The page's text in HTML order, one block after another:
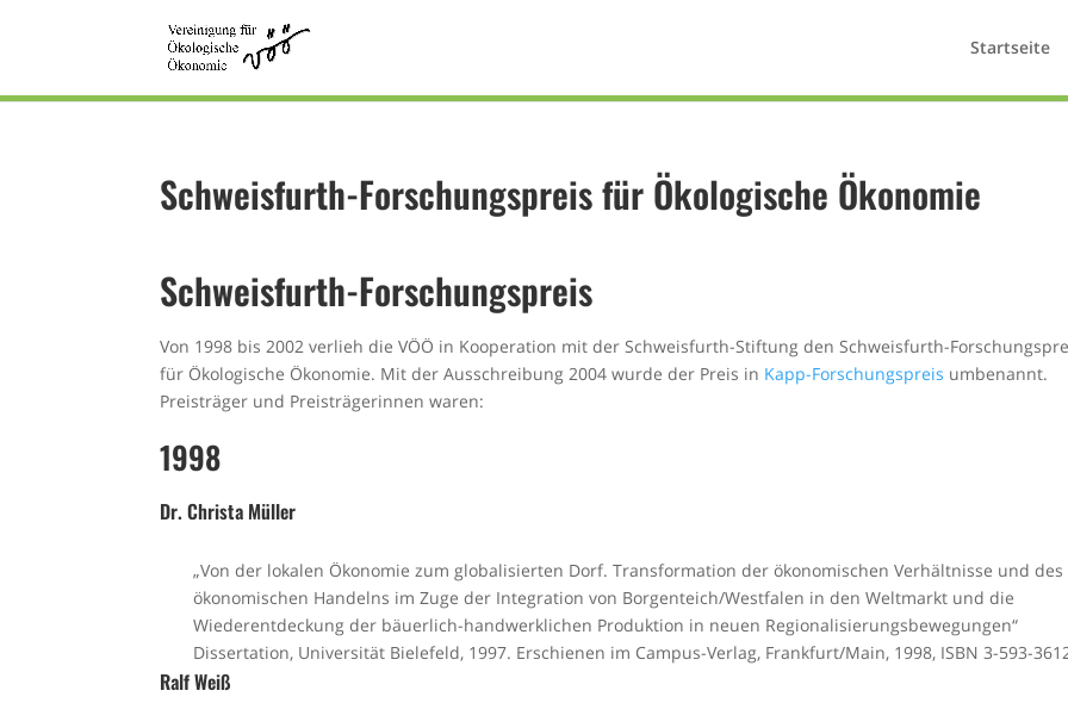
Startseite
Schweisfurth-Forschungspreis für Ökologische Ökonomie
Schweisfurth-Forschungspreis
Von 1998 bis 2002 verlieh die VÖÖ in Kooperation mit der Schweisfurth-Stiftung den Schweisfurth-
für Ökologische Ökonomie. Mit der Ausschreibung 2004 wurde der Preis in Kapp-Forschungspreis umbenannt.
Preisträger und Preisträgerinnen waren:
1998
Dr. Christa Müller
„Von der lokalen Ökonomie zum globalisierten Dorf. Transformation der ökonomischen Verhältnisse und des
ökonomischen Handelns im Zuge der Integration von Borgenteich/Westfalen in den Weltmarkt und die
Wiederentdeckung der bäuerlich-handwerklichen Produktion in neuen Regionalisierungsbewegungen“
Dissertation, Universität Bielefeld, 1997. Erschienen im Campus-Verlag, Frankfurt/Main, 1998, ISBN 3-593-
Ralf Weiß